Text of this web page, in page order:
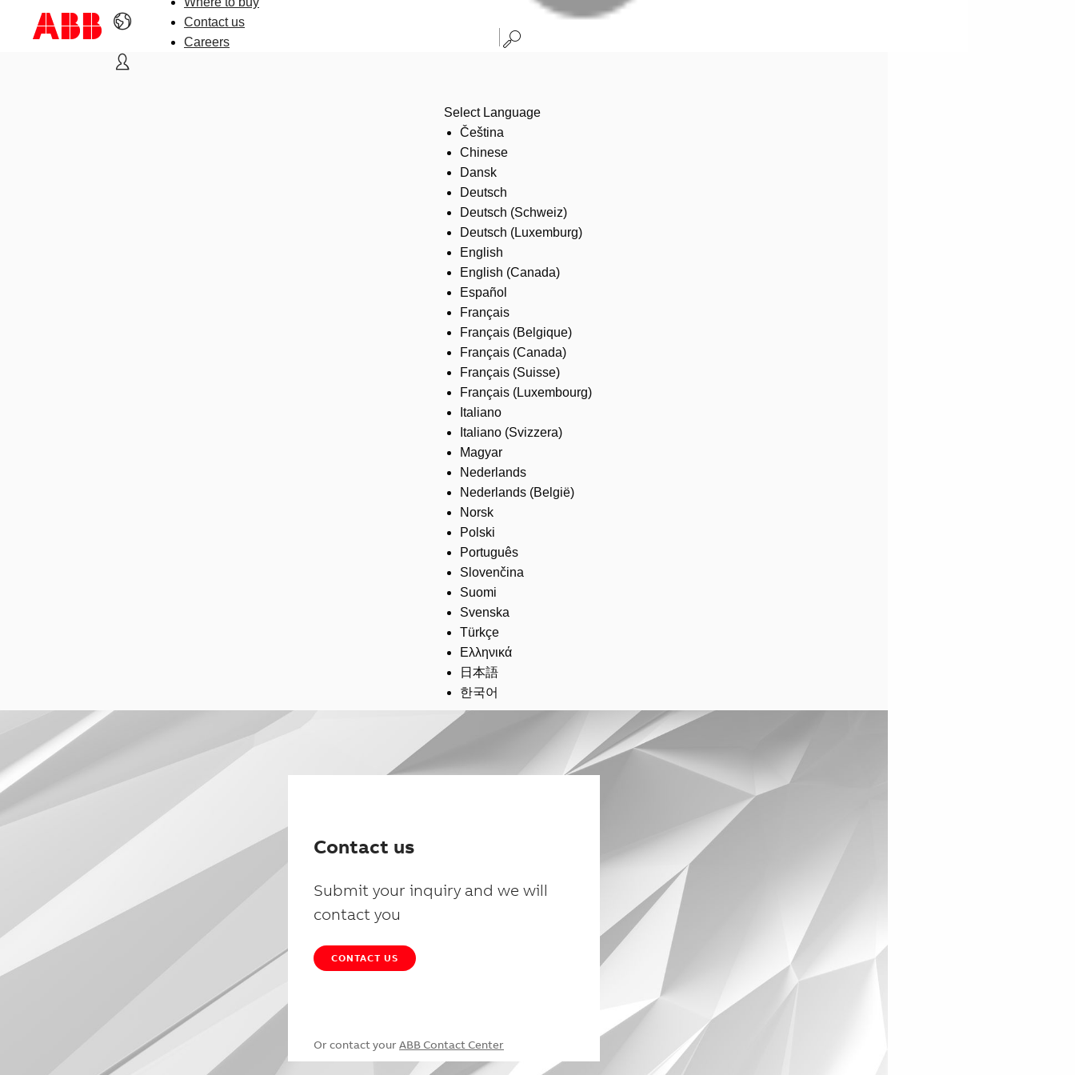
Contact us
Careers
Select Language
Čeština
Chinese
Dansk
Deutsch
Deutsch (Schweiz)
Deutsch (Luxemburg)
English
English (Canada)
Español
Français
Français (Belgique)
Français (Canada)
Français (Suisse)
Français (Luxembourg)
Italiano
Italiano (Svizzera)
Magyar
Nederlands
Nederlands (België)
Norsk
Polski
Português
Slovenčina
Suomi
Svenska
Türkçe
Ελληνικά
日本語
한국어
Contact us
Submit your inquiry and we will
contact you
CONTACT US
Or contact your ABB Contact Center